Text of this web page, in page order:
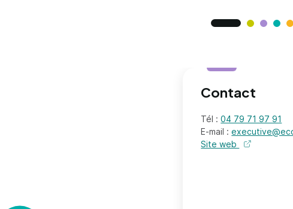
Contact
Tél :04 79 71 97 91
E-mail :
Site web
de